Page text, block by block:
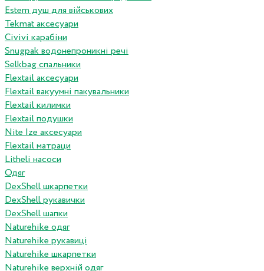
Estem душ для військових
Tekmat аксесуари
Сivivi карабіни
Snugpak водонепроникні речі
Selkbag спальники
Flextail аксесуари
Flextail вакуумні пакувальники
Flextail килимки
Flextail подушки
Nite Ize аксесуари
Flextail матраци
Litheli насоси
Одяг
DexShell шкарпетки
DexShell рукавички
DexShell шапки
Naturehike одяг
Naturehike рукавиці
Naturehike шкарпетки
Naturehike верхній одяг